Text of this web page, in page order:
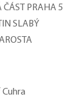
ČÁST PRAHA 5
SLABÝ
Cuhra